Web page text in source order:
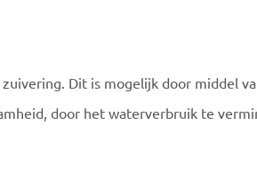
Dit is mogelijk door middel
door het waterverbruik te